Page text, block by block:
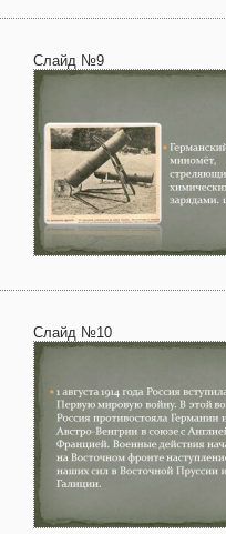
Слайд №9
Слайд №10